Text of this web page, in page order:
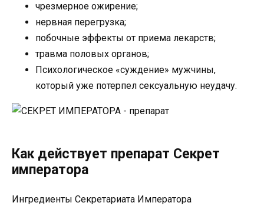
чрезмерное ожирение;
нервная перегрузка;
побочные эффекты от приема лекарств;
травма половых органов;
Психологическое «суждение» мужчины,
который уже потерпел сексуальную неудачу.
Как действует препарат Секрет
императора
Ингредиенты Секретариата Императора